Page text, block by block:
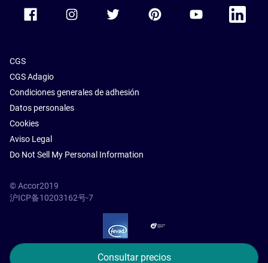
Consultar precios
Accor Facebook Accor TwitterAccor PinterestAccor Youtube
Accor
CGS
CGS Adagio
Condiciones generales de adhesión
Datos personales
Cookies
Aviso Legal
Do Not Sell My Personal Information
© Accor2019
沪ICP备10203162号-7